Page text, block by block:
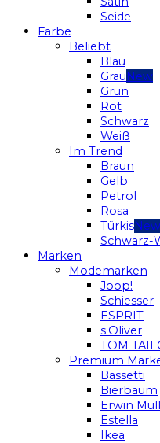
Seide
Farbe
Beliebt
Blau
Grau
Grün
Rot
Schwarz
Weiß
Im Trend
Braun
Gelb
Petrol
Rosa
Türkis
Schwarz-
Marken
Modemarken
Joop!
Schiesser
ESPRIT
s.Oliver
TOM
Premium
Bassetti
Bierbaum
Erwin
Estella
Ikea